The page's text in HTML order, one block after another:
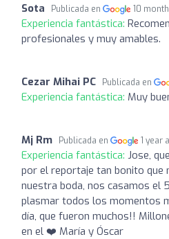
Sota Publicada en 10
Experiencia fantástica:
profesionales y muy amables.
Cezar Mihai PC Publicada en
Experiencia fantástica: Muy
Mj Rm Publicada en 1 year
Experiencia fantástica: Jose,
por el reportaje tan bonito que
nuestra boda, nos casamos el
plasmar todos los momentos
día, que fueron muchos!!
en el ❤️ María y Óscar